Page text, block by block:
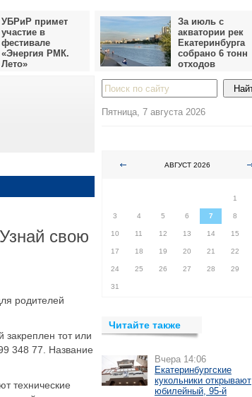
УБРиР примет
участие в
фестивале
«Энергия РМК.
Лето»
За июль с
акватории рек
Екатеринбурга
собрано 6 тонн
отходов
свою
родителей
тот или
348 77. Название
технические
Пятница, 7 августа 2026
АВГУСТ 2026
1
3 4 5 6 7 8
10 11 12 13 14 15
17 18 19 20 21 22
24 25 26 27 28 29
31
Читайте также
Вчера 14:06
Екатеринбургские
кукольники открывают
юбилейный, 95-й